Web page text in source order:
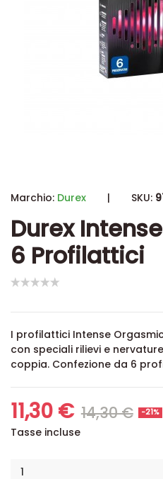
Marchio: Durex | SKU:
Durex
6 Profilattici
I profilattici Intense
con speciali rilievi e
coppia. Confezione da 6
11,30 € 14,30 € -21%
Tasse incluse